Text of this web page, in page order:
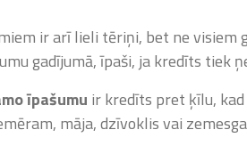
ir arī lieli tēriņi, bet ne visiem
gadījumā, īpaši, ja kredīts tiek
īpašumu ir kredīts pret ķīlu,
māja, dzīvoklis vai